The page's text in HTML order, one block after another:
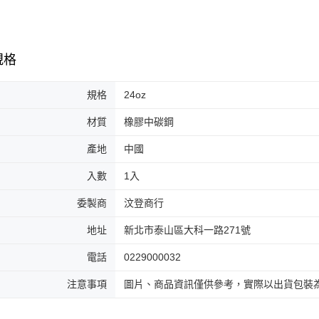
格
規格 24oz
材質 橡膠中碳鋼
產地 中國
入數 1入
委製商 汶登商行
地址 新北市泰山區大科一路271號
電話 0229000032
注意事項 圖片、商品資訊僅供參考，實際以出貨包裝